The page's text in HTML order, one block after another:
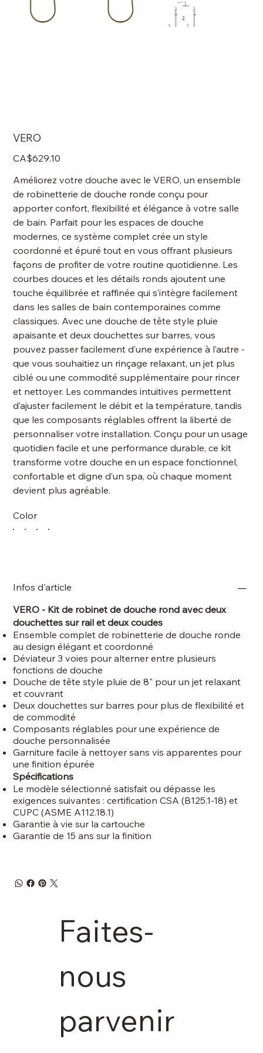
VERO
Price
CA$629.10
Améliorez votre douche avec le VERO, un ensemble
de robinetterie de douche ronde conçu pour
apporter confort, flexibilité et élégance à votre salle
de bain. Parfait pour les espaces de douche
modernes, ce système complet crée un style
coordonné et épuré tout en vous offrant plusieurs
façons de profiter de votre routine quotidienne. Les
courbes douces et les détails ronds ajoutent une
touche équilibrée et raffinée qui s’intègre facilement
dans les salles de bain contemporaines comme
classiques. Avec une douche de tête style pluie
apaisante et deux douchettes sur barres, vous
pouvez passer facilement d’une expérience à l’autre -
que vous souhaitiez un rinçage relaxant, un jet plus
ciblé ou une commodité supplémentaire pour rincer
et nettoyer. Les commandes intuitives permettent
d’ajuster facilement le débit et la température, tandis
que les composants réglables offrent la liberté de
personnaliser votre installation. Conçu pour un usage
quotidien facile et une performance durable, ce kit
transforme votre douche en un espace fonctionnel,
confortable et digne d’un spa, où chaque moment
devient plus agréable.
Color
Infos d'article
VERO - Kit de robinet de douche rond avec deux
douchettes sur rail et deux coudes
Ensemble complet de robinetterie de douche ronde
au design élégant et coordonné
Déviateur 3 voies pour alterner entre plusieurs
fonctions de douche
Douche de tête style pluie de 8" pour un jet relaxant
et couvrant
Deux douchettes sur barres pour plus de flexibilité et
de commodité
Composants réglables pour une expérience de
douche personnalisée
Garniture facile à nettoyer sans vis apparentes pour
une finition épurée
Spécifications
Le modèle sélectionné satisfait ou dépasse les
exigences suivantes : certification CSA (B125.1-18) et
CUPC (ASME A112.18.1)
Garantie à vie sur la cartouche
Garantie de 15 ans sur la finition
Faites-
nous
parvenir